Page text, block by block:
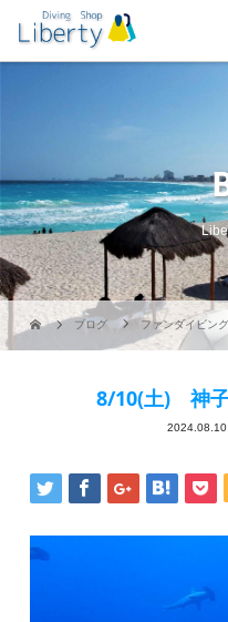
ブログ ファンダイビング
8/10(土) 神子
2024.08.10